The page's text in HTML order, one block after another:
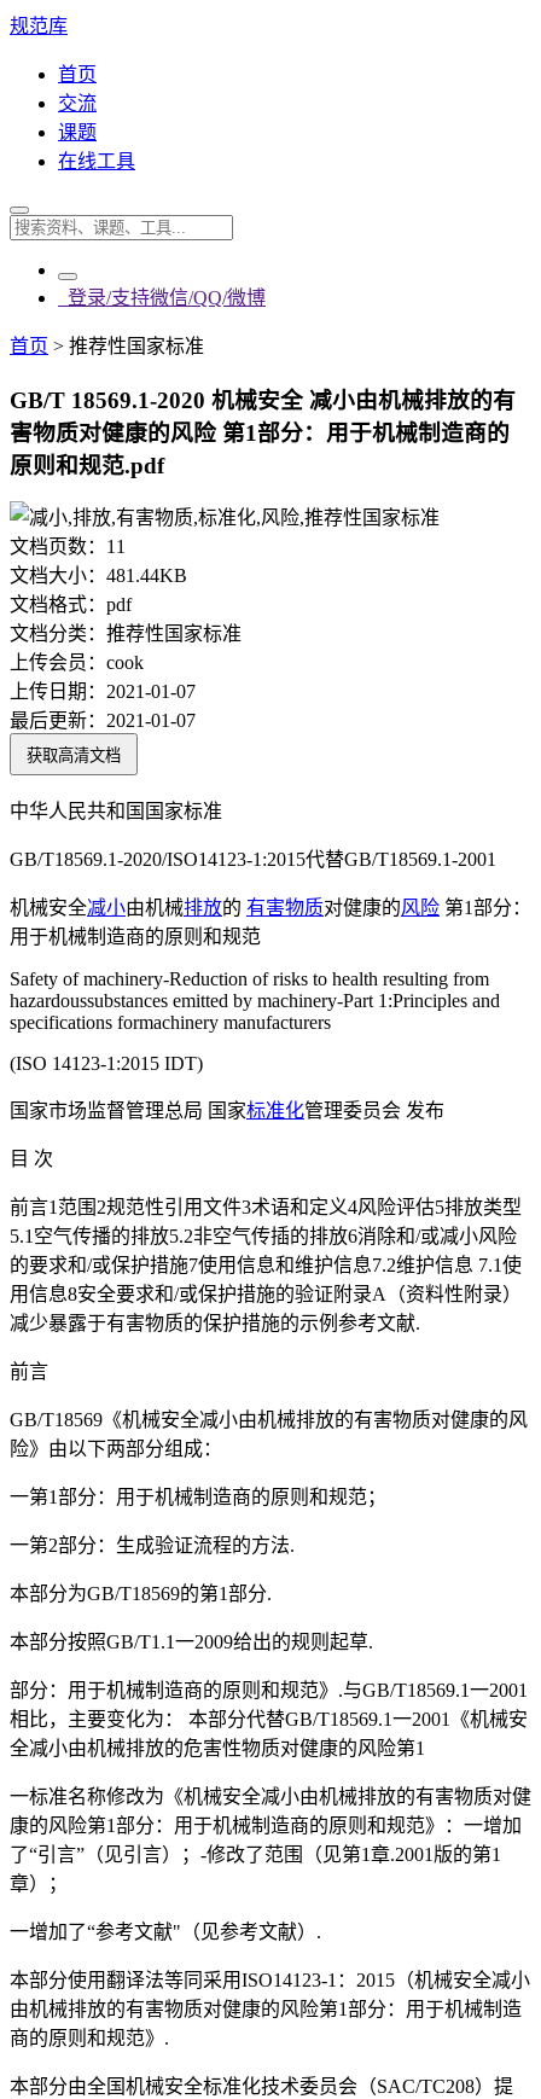
规范库
首页
交流
课题
在线工具
登录/支持微信/QQ/微博
首页 > 推荐性国家标准
GB/T 18569.1-2020 机械安全 减小由机械排放的有
害物质对健康的风险 第1部分：用于机械制造商的
原则和规范.pdf
文档页数： 11
文档大小： 481.44KB
文档格式： pdf
文档分类： 推荐性国家标准
上传会员： cook
上传日期： 2021-01-07
最后更新： 2021-01-07
获取高清文档
中华人民共和国国家标准
GB/T18569.1-2020/ISO14123-1:2015代替GB/T18569.1-2001
机械安全减小由机械排放的 有害物质对健康的风险 第1部分：
用于机械制造商的原则和规范
Safety of machinery-Reduction of risks to health resulting from
hazardoussubstances emitted by machinery-Part 1:Principles and
specifications formachinery manufacturers
(ISO 14123-1:2015 IDT)
国家市场监督管理总局 国家标准化管理委员会 发布
目 次
前言1范围2规范性引用文件3术语和定义4风险评估5排放类型
5.1空气传播的排放5.2非空气传插的排放6消除和/或减小风险
的要求和/或保护措施7使用信息和维护信息7.2维护信息 7.1使
用信息8安全要求和/或保护措施的验证附录A（资料性附录）
减少暴露于有害物质的保护措施的示例参考文献.
前言
GB/T18569《机械安全减小由机械排放的有害物质对健康的风
险》由以下两部分组成：
一第1部分：用于机械制造商的原则和规范；
一第2部分：生成验证流程的方法.
本部分为GB/T18569的第1部分.
本部分按照GB/T1.1一2009给出的规则起草.
部分：用于机械制造商的原则和规范》.与GB/T18569.1一2001
相比，主要变化为： 本部分代替GB/T18569.1一2001《机械安
全减小由机械排放的危害性物质对健康的风险第1
一标准名称修改为《机械安全减小由机械排放的有害物质对健
康的风险第1部分：用于机械制造商的原则和规范》：一增加
了“引言”（见引言）；-修改了范围（见第1章.2001版的第1
章）；
一增加了“参考文献"（见参考文献）.
本部分使用翻译法等同采用ISO14123-1：2015（机械安全减小
由机械排放的有害物质对健康的风险第1部分：用于机械制造
商的原则和规范》.
本部分由全国机械安全标准化技术委员会（SAC/TC208）提